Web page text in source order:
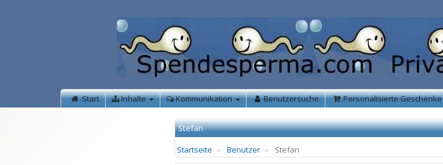
Start Inhalte Kommunikation Benutzersuche Personalisierte Geschenke
Stefan
Startseite Benutzer
Stefan